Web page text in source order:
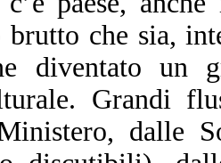
che sia,
diventato un
Grandi
dalle